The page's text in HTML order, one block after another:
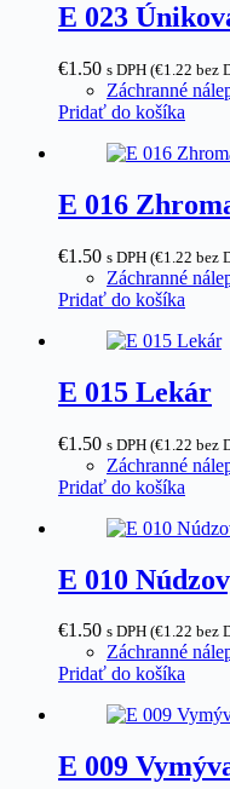
E 023
€1.50 s DPH (€1.22 bez
Záchranné
Pridať do košíka
E 016
€1.50 s DPH (€1.22 bez
Záchranné
Pridať do košíka
E 015 Lekár
€1.50 s DPH (€1.22 bez
Záchranné
Pridať do košíka
E 010
€1.50 s DPH (€1.22 bez
Záchranné
Pridať do košíka
E 009